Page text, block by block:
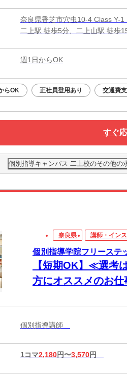
奈良県香芝市穴虫10-4 Class Y-1
二上駅 徒歩5分、二上山駅 徒歩
週1日からOK
らOK 正社員登用あり 交通費
すぐ
個別指導キャンパス 二上校のその他の
奈良県 講師・イン
個別指導学院フリーステ
【短期OK】≪選考
方にオススメのお
個別指導講師
1コマ2,180円〜3,570円